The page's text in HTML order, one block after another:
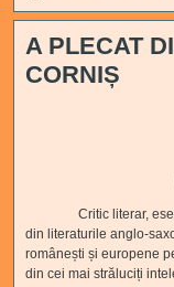
A PLECAT
CORNIȘ
Critic literar, eseist,
din literaturile anglo-
românești și europene
din cei mai străluciți